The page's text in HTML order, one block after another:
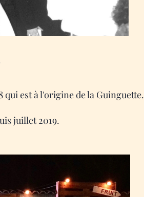
est à l'origine de la Guinguette.
juillet 2019.